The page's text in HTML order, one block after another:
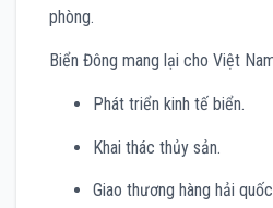
phòng.
Biển Đông mang lại cho Việt
Phát triển kinh tế biển.
Khai thác thủy sản.
Giao thương hàng hải